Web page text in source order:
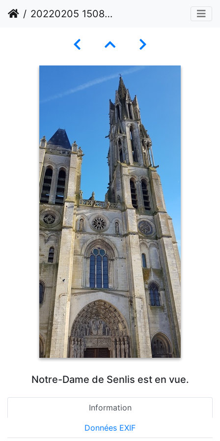
20220205 150817
Notre-Dame de Senlis est en vue.
Information
Données EXIF